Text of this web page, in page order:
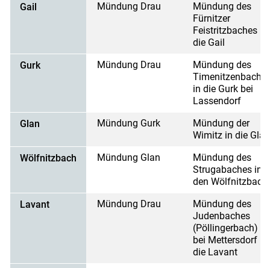
Gail
Mündung Drau
Mündung des
Fürnitzer
Feistritzbaches in
die Gail
Gurk
Mündung Drau
Mündung des
in die Gurk bei
Lassendorf
Glan
Mündung Gurk
Mündung der
Wimitz in die Glan
Wölfnitzbach
Mündung Glan
Mündung des
Strugabaches in
den Wölfnitzbach
Lavant
Mündung Drau
Mündung des
Judenbaches
(Pöllingerbach)
bei Mettersdorf in
die Lavant